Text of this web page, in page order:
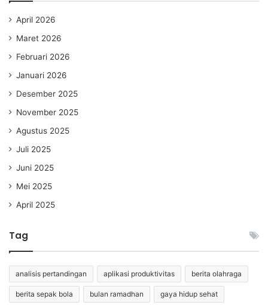
April 2026
Maret 2026
Februari 2026
Januari 2026
Desember 2025
November 2025
Agustus 2025
Juli 2025
Juni 2025
Mei 2025
April 2025
Tag
analisis pertandingan aplikasi produktivitas berita olahraga
berita sepak bola bulan ramadhan gaya hidup sehat